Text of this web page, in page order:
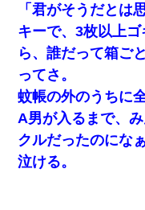
「君がそうだとは
キーで、3枚以上
ら、誰だって箱ご
ってさ。
蚊帳の外のうちに
A男が入るまで、
クルだったのにな
泣ける。